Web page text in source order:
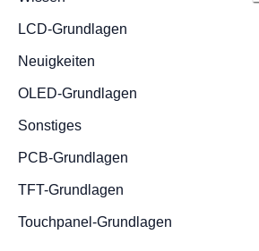
LCD-Grundlagen
Neuigkeiten
OLED-Grundlagen
Sonstiges
PCB-Grundlagen
TFT-Grundlagen
Touchpanel-Grundlagen